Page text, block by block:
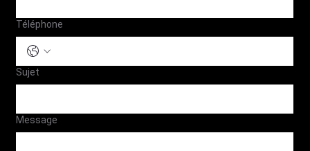
Téléphone
Sujet
Message